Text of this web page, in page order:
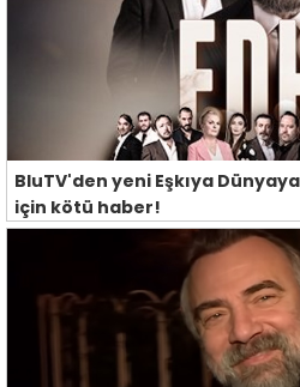
BluTV'den yeni Eşkıya
için kötü haber!